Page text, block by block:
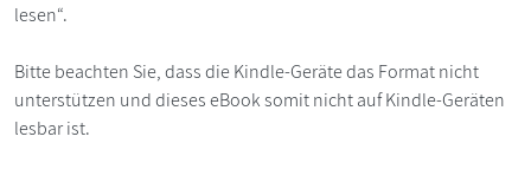
lesen“.
Bitte beachten Sie, dass die Kindle-Geräte das Format nicht
unterstützen und dieses eBook somit nicht auf Kindle-Geräten
lesbar ist.